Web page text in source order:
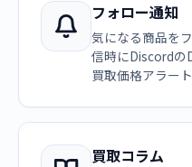
フォロー通知
気になる商品を
信時にDiscordの
買取価格アラー
買取コラム